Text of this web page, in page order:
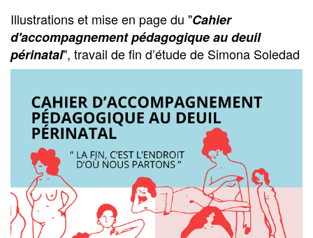
Illustrations et mise en page du "Cahier
d'accompagnement pédagogique au deuil
périnatal", travail de fin d’étude de Simona Soledad